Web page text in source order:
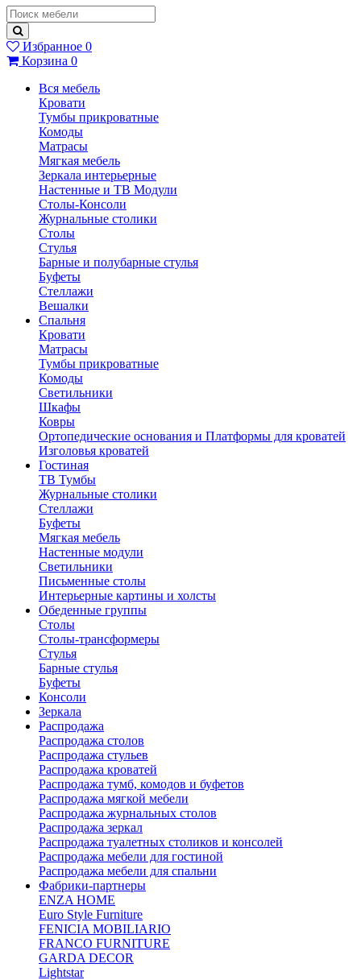
Избранное 0
Корзина 0
Вся мебель
Кровати
Тумбы прикроватные
Комоды
Матрасы
Мягкая мебель
Зеркала интерьерные
Настенные и ТВ Модули
Столы-Консоли
Журнальные столики
Столы
Стулья
Барные и полубарные стулья
Буфеты
Стеллажи
Вешалки
Cпальня
Кровати
Матрасы
Тумбы прикроватные
Комоды
Светильники
Шкафы
Ковры
Ортопедические основания и Платформы для кроватей
Изголовья кроватей
Гостиная
ТВ Тумбы
Журнальные столики
Стеллажи
Буфеты
Мягкая мебель
Настенные модули
Светильники
Письменные столы
Интерьерные картины и холсты
Обеденные группы
Столы
Столы-трансформеры
Стулья
Барные стулья
Буфеты
Консоли
Зеркала
Распродажа
Распродажа столов
Распродажа стульев
Распродажа кроватей
Распродажа тумб, комодов и буфетов
Распродажа мягкой мебели
Распродажа журнальных столов
Распродажа зеркал
Распродажа туалетных столиков и консолей
Распродажа мебели для гостиной
Распродажа мебели для спальни
Фабрики-партнеры
ENZA HOME
Euro Style Furniture
FENICIA MOBILIARIO
FRANCO FURNITURE
GARDA DECOR
Lightstar